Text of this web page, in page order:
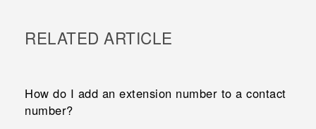
RELATED ARTICLE
How do I add an extension number to a contact
number?